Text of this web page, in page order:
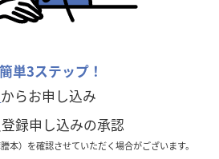
単3ステップ！
からお申し込み
録申し込みの承認
本）を確認させていただく場合がございます。